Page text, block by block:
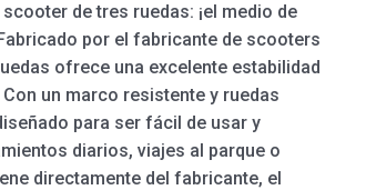
de tres ruedas: ¡el medio de
por el fabricante de scooters
ofrece una excelente estabilidad
un marco resistente y ruedas
para ser fácil de usar y
diarios, viajes al parque o
directamente del fabricante, el